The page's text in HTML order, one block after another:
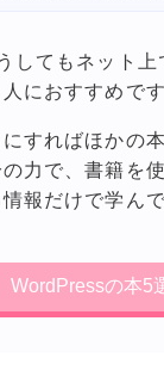
してもネット上
におすすめです
すればほかの
力で、書籍を
報だけで学んで
WordPressの本5